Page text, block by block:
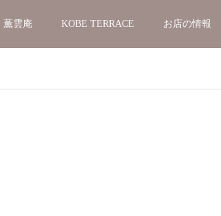
薫雲庵 KOBE TERRACE お店の情報